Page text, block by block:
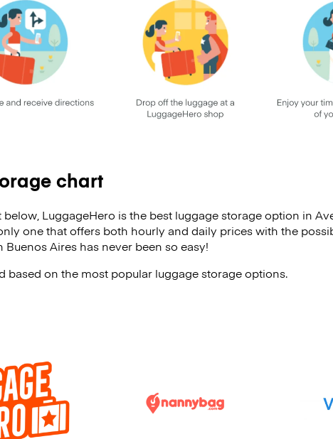
chart
LuggageHero is the best luggage storage option in
one that offers both hourly and daily prices with the
Buenos Aires has never been so easy!
based on the most popular luggage storage options.